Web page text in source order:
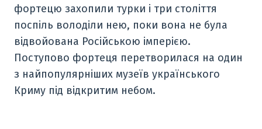
фортецю захопили турки і три століття
поспіль володіли нею, поки вона не була
відвойована Російською імперією.
Поступово фортеця перетворилася на один
з найпопулярніших музеїв українського
Криму під відкритим небом.